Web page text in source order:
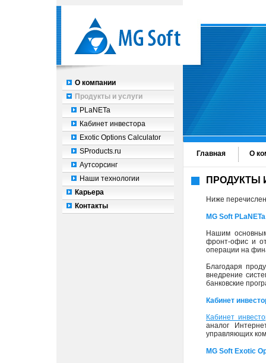
О компании
Продукты и услуги
PLaNETa
Кабинет инвестора
Exotic Options Calculator
SProducts.ru
Аутсорсинг
Наши технологии
Карьера
Контакты
Главная О
ПРОДУКТЫ
Ниже
MG Soft PLaNETa
Нашим
фронт-офис и
операции на
Благодаря
внедрение
банковские
Кабинет
Кабинет
аналог
управляющих
MG Soft Exotic